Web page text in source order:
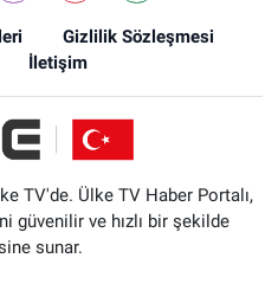
Gizlilik Sözleşmesi
İletişim
TV'de. Ülke TV Haber Portalı,
güvenilir ve hızlı bir şekilde
sunar.